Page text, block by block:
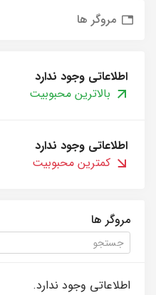
مروگر ها
اطلاعاتی وجود ندارد
بالاترین محبوبیت
اطلاعاتی وجود ندارد
کمترین محبوبیت
مروگر ها
اطلاعاتی وجود ندارد.